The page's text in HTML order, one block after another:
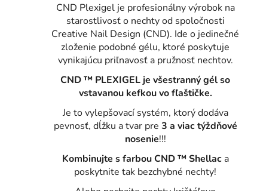
CND Plexigel je profesionálny výrobok na
starostlivosť o nechty od spoločnosti
Creative Nail Design (CND). Ide o jedinečné
zloženie podobné gélu, ktoré poskytuje
vynikajúcu priľnavosť a pružnosť nechtov.
CND ™ PLEXIGEL je všestranný gél so
vstavanou kefkou vo fľaštičke.
Je to vylepšovací systém, ktorý dodáva
pevnosť, dĺžku a tvar pre 3 a viac týždňové
nosenie!!!
Kombinujte s farbou CND ™ Shellaca
poskytnite tak bezchybné nechty!